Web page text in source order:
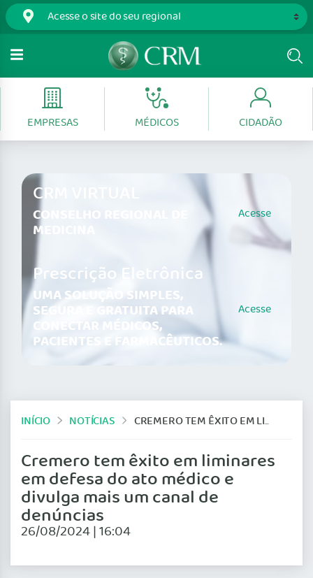
EMPRESAS MÉDICOS CIDADÃO
CRM VIRTUAL
CONSELHO REGIONAL DE
MEDICINA
Acesse
Prescrição Eletrônica
UMA SOLUÇÃO SIMPLES,
SEGURA E GRATUITA PARA
CONECTAR MÉDICOS,
PACIENTES E FARMACÊUTICOS.
Acesse
INÍCIO NOTÍCIAS CREMERO TEM ÊXITO EM LIMINARES EM DEFESA DO ATO MÉDICO E DIVULGA MAIS UM CANAL DE DENÚNCIAS
Cremero tem êxito em liminares
em defesa do ato médico e
divulga mais um canal de
denúncias
26/08/2024 | 16:04